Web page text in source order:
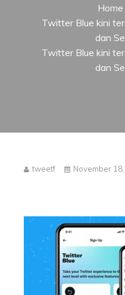
Home
Twitter Blue kini
dan
Twitter Blue kini
dan
tweetf November